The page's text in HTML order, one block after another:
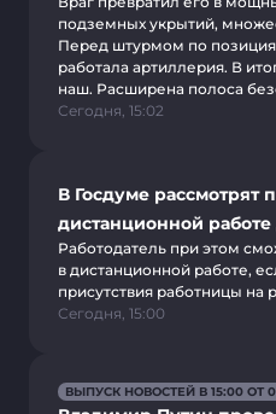
подземных укрытий,
Перед штурмом по
работала артиллерия. В
наш. Расширена полоса
Сегодня, 15:02
В Госдуме рассмотрят
дистанционной
Работодатель при этом
в дистанционной работе,
присутствия работницы на
Сегодня, 15:00
ВЫПУСК НОВОСТЕЙ В 15:00 ОТ